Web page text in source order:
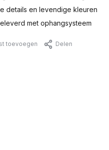
details en levendige kleuren
met ophangsysteem
toevoegen Delen